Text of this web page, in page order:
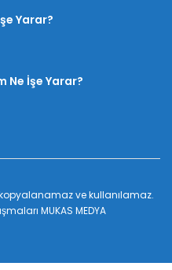
Yarar?
Ne İşe Yarar?
ve kullanılamaz.
MUKAS MEDYA